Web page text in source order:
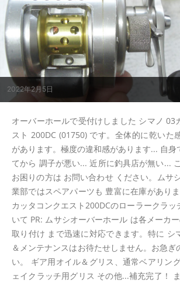
2022年2月5日
オーバーホールで受付けしました シマノ 03
スト 200DC (01750) です。全体的に乾いた
があります。極度の違和感があります... 自身
てから 調子が悪い... 近所に釣具店が無い...
お困りの方は お問い合わせ ください。ムサ
業部ではスペアパーツも 豊富に在庫があり
カッタコンクエスト200DCのローラークラッ
いて PR: ムサシオーバーホール は各メーカ
取り付け まで迅速に対応できます。特に シ
＆メンテナンスはお待たせしません。お急ぎ
い。 ギア用オイル＆グリス、通常ベアリン
ェイクラッチ用グリス その他...補充完了！